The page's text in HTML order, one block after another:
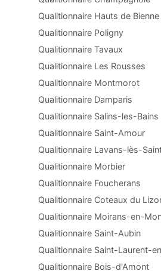
Qualitionnaire Hauts de Bienne
Qualitionnaire Poligny
Qualitionnaire Tavaux
Qualitionnaire Les Rousses
Qualitionnaire Montmorot
Qualitionnaire Damparis
Qualitionnaire Salins-les-Bains
Qualitionnaire Saint-Amour
Qualitionnaire Lavans-lès-
Qualitionnaire Morbier
Qualitionnaire Foucherans
Qualitionnaire Coteaux du
Qualitionnaire Moirans-en-
Qualitionnaire Saint-Aubin
Qualitionnaire Saint-Laurent-
Qualitionnaire Bois-d'Amont